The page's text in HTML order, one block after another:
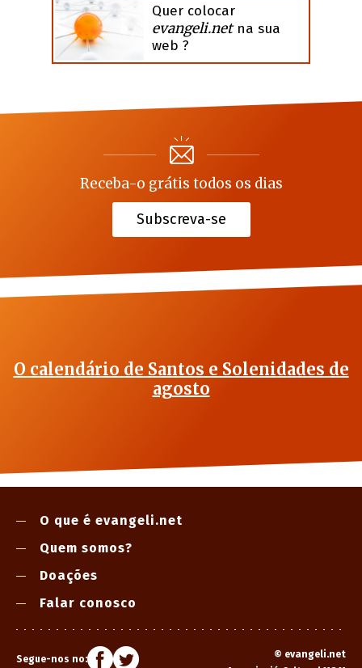
Quer colocar
evangeli.netna sua
web ?
Receba-o grátis todos os dias
Subscreva-se
O calendário de Santos e Solenidades de
agosto
O que é evangeli.net
Quem somos?
Doações
Falar conosco
Segue-nos no: © evangeli.net